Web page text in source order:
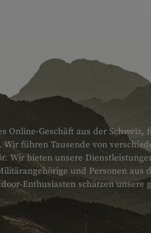
Online-Geschäft aus der Schweiz,
führen Tausende von
Wir bieten unsere
und Personen aus
Enthusiasten schätzen unsere